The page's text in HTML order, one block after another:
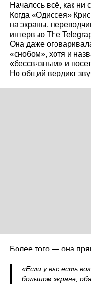
Началось всё, как ни
Когда «Одиссея»
на экраны,
интервью The
Она даже
«снобом», хотя и
«бессвязным» и
Но общий вердикт
Более того — она
«Если у вас есть
большом экране,